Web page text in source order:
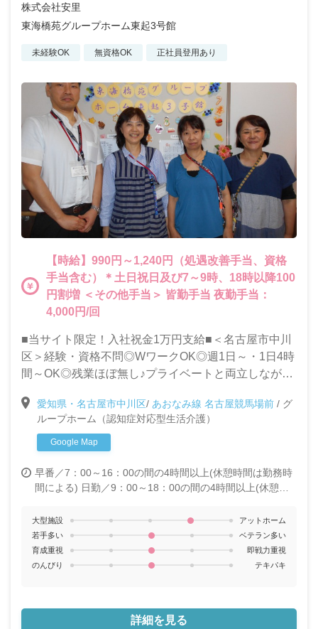
株式会社安里
東海橋苑グループホーム東起3号館
未経験OK 無資格OK 正社員登用あり
【時給】990円～1,240円（処遇改善手当、資格
手当含む）＊土日祝日及び7～9時、18時以降100
円割増 ＜その他手当＞ 皆勤手当 夜勤手当：
4,000円/回
■当サイト限定！入社祝金1万円支給■＜名古屋市中川
区＞経験・資格不問◎WワークOK◎週1日～・1日4時
間～OK◎残業ほぼ無し♪プライベートと両立しながら
＞
愛知県・名古屋市中川区/ あおなみ線 名古屋競馬場前 / グ
ループホーム（認知症対応型生活介護）
Google Map
早番／7：00～16：00の間の4時間以上(休憩時間は勤務時
間による) 日勤／9：00～18：00の間の4時間以上(休憩時
以上(休憩時間は勤務時間による)
大型施設
アットホーム
若手多い
ベテラン多い
育成重視
即戦力重視
のんびり
テキパキ
詳細を見る